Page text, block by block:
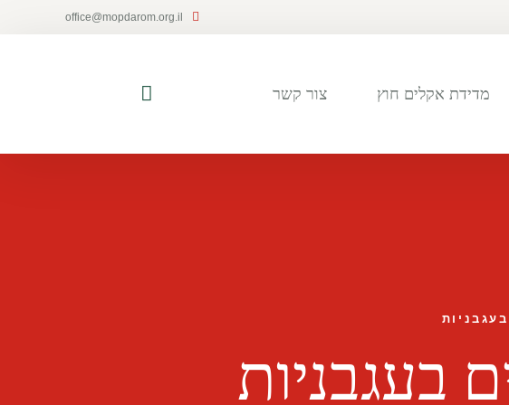
office@mopdarom.org.il
מדידת אקלים חוץ צור קשר
בעגבניות